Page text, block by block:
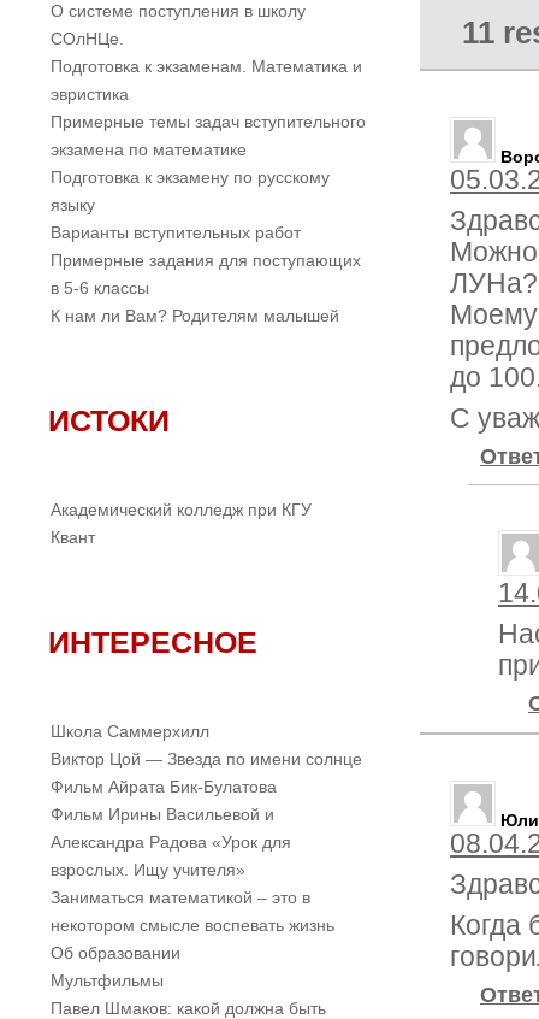
11
ЛУНа?
Моему
до
С
Когда
О системе поступления в школу
СОлНЦе.
Подготовка к экзаменам. Математика и
эвристика
Примерные темы задач вступительного
экзамена по математике
Подготовка к экзамену по русскому
языку
Варианты вступительных работ
Примерные задания для поступающих
в 5-6 классы
К нам ли Вам? Родителям малышей
ИСТОКИ
Академический колледж при КГУ
Квант
ИНТЕРЕСНОЕ
Школа Саммерхилл
Виктор Цой — Звезда по имени солнце
Фильм Айрата Бик-Булатова
Фильм Ирины Васильевой и
Александра Радова «Урок для
взрослых. Ищу учителя»
Заниматься математикой – это в
некотором смысле воспевать жизнь
Об образовании
Мультфильмы
Павел Шмаков: какой должна быть